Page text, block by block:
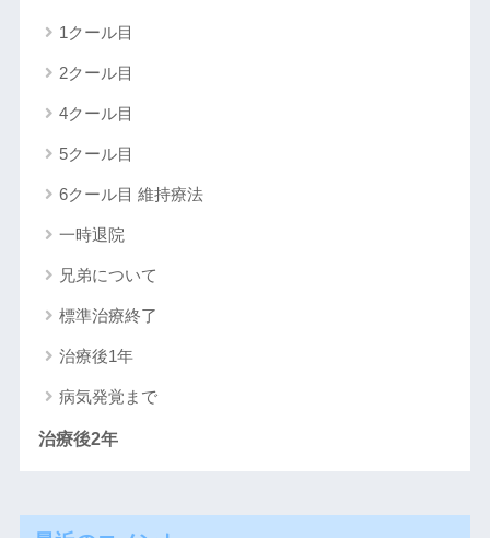
1クール目
2クール目
4クール目
5クール目
6クール目 維持療法
一時退院
兄弟について
標準治療終了
治療後1年
病気発覚まで
治療後2年